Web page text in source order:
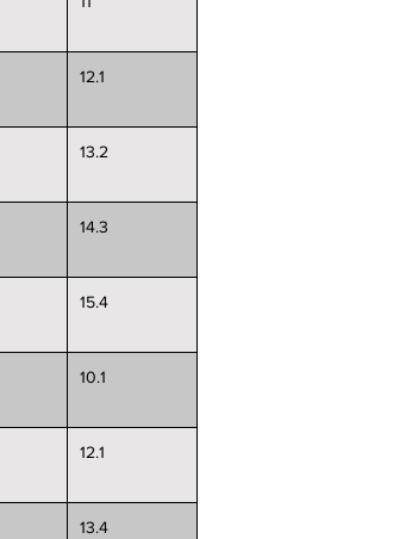
12.1
13.2
14.3
15.4
10.1
12.1
13.4